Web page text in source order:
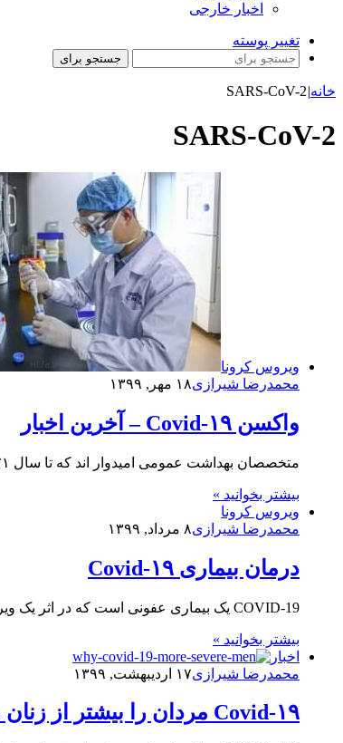
اخبار خارجی
تغییر پوسته
جستجو برای
خانه|
SARS-CoV-2
SARS-CoV-2
ویروس کرونا
محمدرضا شیرازی۱۸ مهر, ۱۳۹۹
واکسن Covid-۱۹ – آخرین اخبار
متخصصان بهداشت عمومی امیدوار اند که تا سال ۲۰۲۱ یک یا چند واکسن مناسب برای مقابله با بیماری Covid-۱۹ آماده…
بیشتر بخوانید »
ویروس کرونا
محمدرضا شیرازی۸ مرداد, ۱۳۹۹
درمان بیماری Covid-۱۹
COVID-19 یک بیماری عفونی است که در اثر یک ویروس کرونای تازه کشف شده ایجاد می شود ، این بیماری…
بیشتر بخوانید »
اخبار
محمدرضا شیرازی۱۷ اردیبهشت, ۱۳۹۹
Covid-۱۹ مردان را بیشتر از زنان می کشد؟